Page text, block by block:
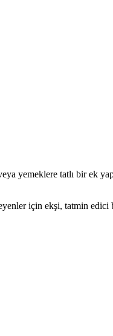
yemeklere tatlı bir ek
için ekşi, tatmin edici